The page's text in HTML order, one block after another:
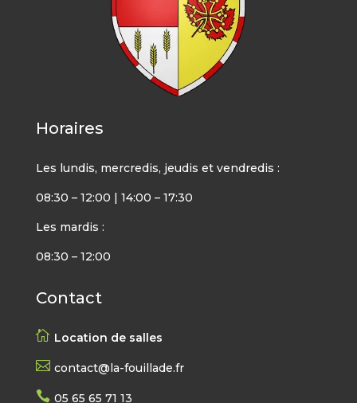
Horaires
Les lundis, mercredis, jeudis et vendredis :
08:30 – 12:00 | 14:00 – 17:30
Les mardis :
08:30 – 12:00
Contact
 Location de salles
 contact@la-fouillade.fr
 05 65 65 71 13